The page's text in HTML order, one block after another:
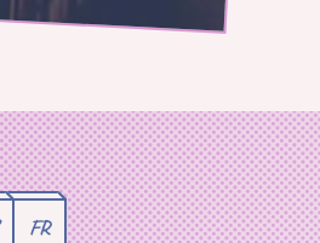
FR